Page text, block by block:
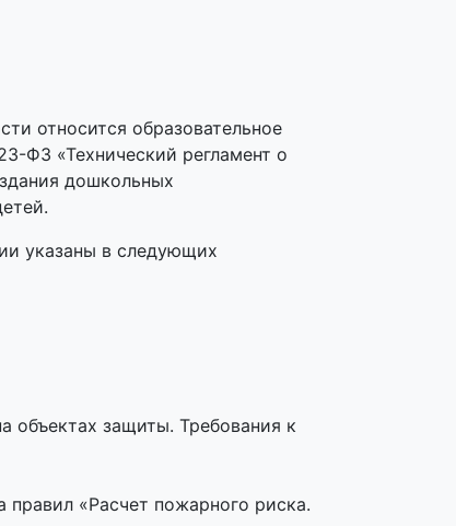
относится образовательное
ФЗ «Технический регламент о
дошкольных
указаны в следующих
объектах защиты. Требования к
«Расчет пожарного риска.